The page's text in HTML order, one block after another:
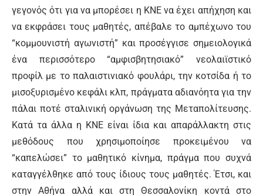
γεγονός ότι για να μπορέσει η ΚΝΕ να έχει απήχηση και
να εκφράσει τους μαθητές, απέβαλε το αμπέχωνο του
“κομμουνιστή αγωνιστή” και προσέγγισε σημειολογικά
ένα περισσότερο “αμφισβητησιακό” νεολαιϊστικό
προφίλ με το παλαιστινιακό φουλάρι, την κοτσίδα ή το
μισοξυρισμένο κεφάλι κλπ, πράγματα αδιανόητα για την
πάλαι ποτέ σταλινική οργάνωση της Μεταπολίτευσης.
Κατά τα άλλα η ΚΝΕ είναι ίδια και απαράλλακτη στις
μεθόδους που χρησιμοποίησε προκειμένου να
“καπελώσει” το μαθητικό κίνημα, πράγμα που συχνά
καταγγέλθηκε από τους ίδιους τους μαθητές. Έτσι, και
στην Αθήνα αλλά και στη Θεσσαλονίκη κοντά στο